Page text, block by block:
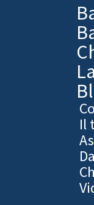
Il